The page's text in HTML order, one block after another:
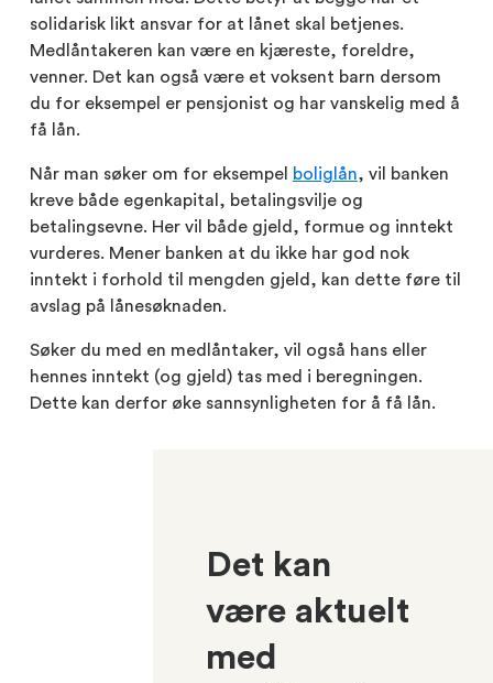
solidarisk likt ansvar for at lånet skal betjenes.
Medlåntakeren kan være en kjæreste, foreldre,
venner. Det kan også være et voksent barn dersom
du for eksempel er pensjonist og har vanskelig med å
få lån.
Når man søker om for eksempel boliglån, vil banken
kreve både egenkapital, betalingsvilje og
betalingsevne. Her vil både gjeld, formue og inntekt
vurderes. Mener banken at du ikke har god nok
inntekt i forhold til mengden gjeld, kan dette føre til
avslag på lånesøknaden.
Søker du med en medlåntaker, vil også hans eller
hennes inntekt (og gjeld) tas med i beregningen.
Dette kan derfor øke sannsynligheten for å få lån.
Det kan
være aktuelt
med